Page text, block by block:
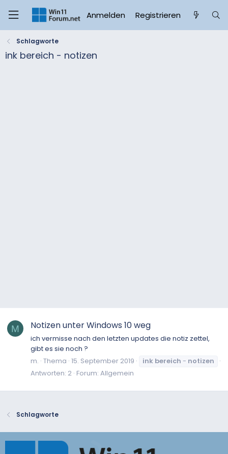
Anmelden Registrieren
Schlagworte
ink bereich - notizen
M Notizen unter Windows 10 weg
ich vermisse nach den letzten updates die notiz zettel,
gibt es sie noch ?
m. Thema 15. September 2019 ink bereich - notizen
Antworten: 2 Forum: Allgemein
Schlagworte